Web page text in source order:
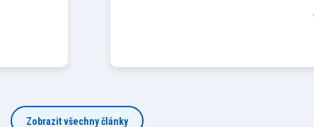
Zobrazit všechny články